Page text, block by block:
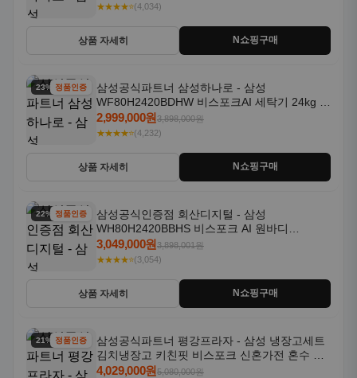
★★★★⭐(4,034)
상품 자세히 N쇼핑구매
23% 할인정품인증
삼성공식파트너 삼성하나로 - 삼성
WF80H2420BDHW 비스포크AI 세탁기 24kg 건
조기 20kg 세제자동투입
2,999,000원3,898,000원
★★★★⭐(4,232)
상품 자세히 N쇼핑구매
22% 할인정품인증
삼성공식인증점 회산디지털 - 삼성
WH80H2420BBHS 비스포크 AI 원바디
24kg+20kg 세제자동투입 1등급
3,049,000원3,898,001원
★★★★⭐(3,054)
상품 자세히 N쇼핑구매
21% 할인정품인증
삼성공식파트너 평강프라자 - 삼성 냉장고세트
김치냉장고 키친핏 비스포크 신혼가전 혼수 입
주가전 빌트인 화이트
4,029,000원5,080,000원